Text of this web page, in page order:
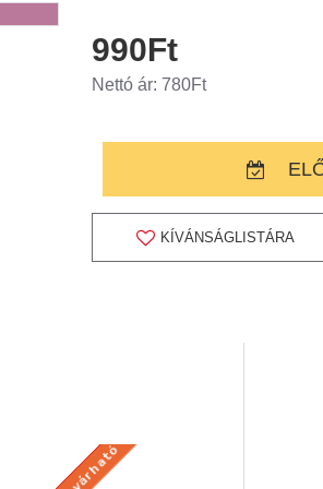
990Ft
Nettó ár: 780Ft
KÍVÁNSÁGLISTÁRA